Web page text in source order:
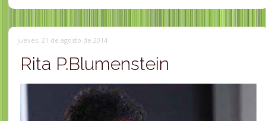
jueves, 21 de agosto de 2014
Rita P.Blumenstein